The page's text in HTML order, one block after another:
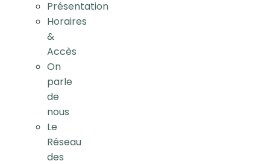
Présentation
Horaires
&
Accès
On
parle
de
nous
Le
Réseau
des